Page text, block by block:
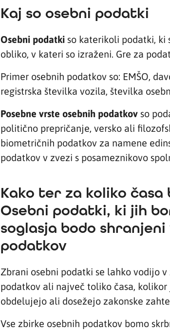
Kaj so osebni podatki
Osebni podatkiso katerikoli podatki, ki
obliko, v kateri so izraženi. Gre za
Primer osebnih podatkov so: EMŠO,
registrska številka vozila, številka
Posebne vrste osebnih podatkovso
politično prepričanje, versko ali
biometričnih podatkov za namene
podatkov v zvezi s posameznikovo
Kako ter za koliko časa
Osebni podatki, ki jih
soglasja bodo
podatkov
Zbrani osebni podatki se lahko vodijo
podatkov ali največ toliko časa, kolikor
obdelujejo ali dosežejo zakonske
Vse zbirke osebnih podatkov bomo